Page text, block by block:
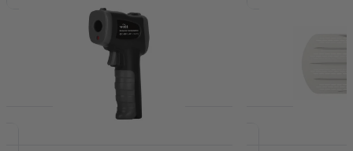
Diepte
Voetstuk